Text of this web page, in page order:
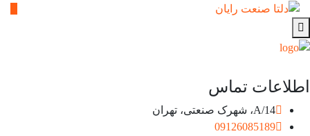
اطلاعات تماس
14/A، شهرک صنعتی، تهران
09126085189